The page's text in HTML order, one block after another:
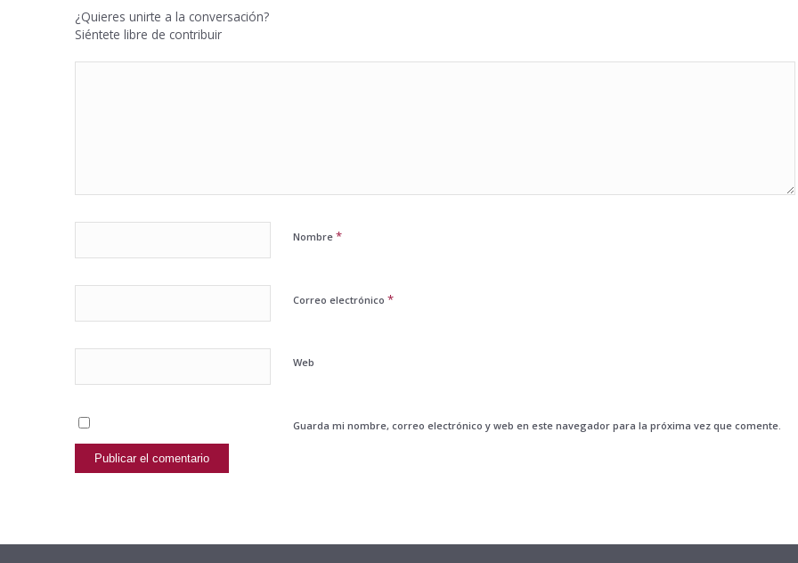
¿Quieres unirte a la conversación?
Siéntete libre de contribuir
Nombre *
Correo electrónico *
Web
Guarda mi nombre, correo electrónico y web en este navegador para la próxima vez que comente.